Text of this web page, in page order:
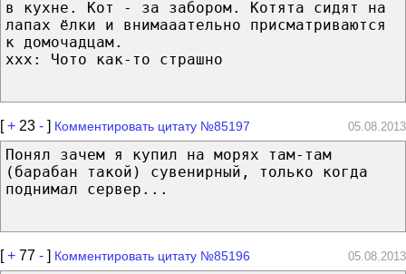
в кухне. Кот - за забором. Котята сидят на
лапах ёлки и внимааательно присматриваются
к домочадцам.
xxx: Чото как-то страшно
[+ 23 - ] Комментировать цитату №85197 05.08.2013
Понял зачем я купил на морях там-там
(барабан такой) сувенирный, только когда
поднимал сервер...
[+ 77 - ] Комментировать цитату №85196 05.08.2013